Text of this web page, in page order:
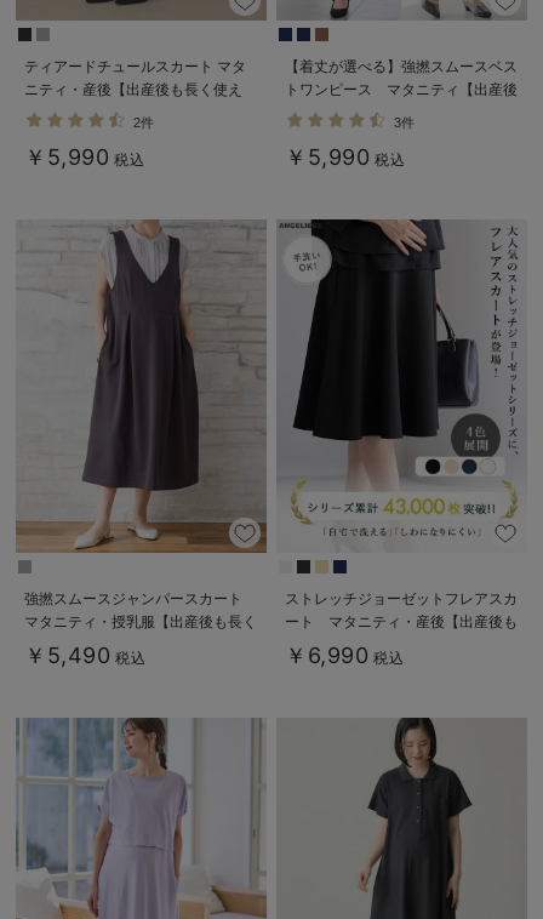
ティアードチュールスカート マタ
ニティ・産後【出産後も長く使え
る】
2件
￥5,990 税込
【着丈が選べる】強撚スムースベス
トワンピース マタニティ【出産後
も長く使える】
3件
￥5,990 税込
強撚スムースジャンパースカート
マタニティ・授乳服【出産後も長く
使える】
￥5,490 税込
ストレッチジョーゼットフレアスカ
ート マタニティ・産後【出産後も
長く使える】
￥6,990 税込